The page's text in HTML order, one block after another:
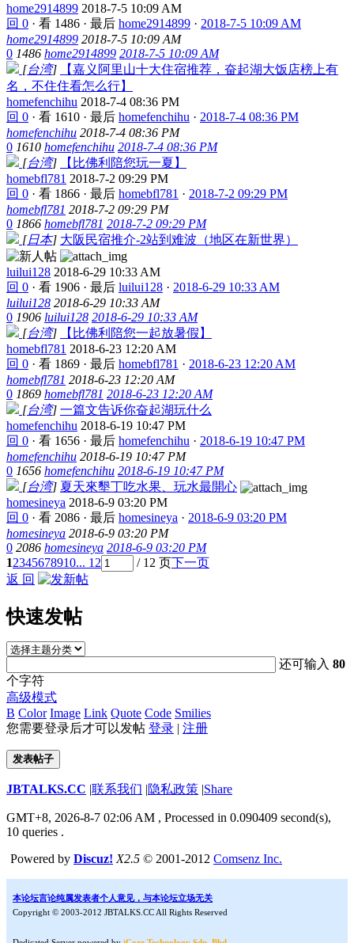
home2914899 2018-7-5 10:09 AM
回 0 · 看 1486 · 最后 home2914899 · 2018-7-5 10:09 AM
home2914899 2018-7-5 10:09 AM
0 1486 home2914899 2018-7-5 10:09 AM
[台湾]
【嘉义阿里山十大住宿推荐，奋起湖大饭店榜上有
名，不住住看怎么行】
homefenchihu 2018-7-4 08:36 PM
回 0 · 看 1610 · 最后 homefenchihu · 2018-7-4 08:36 PM
homefenchihu 2018-7-4 08:36 PM
0 1610 homefenchihu 2018-7-4 08:36 PM
[台湾]
【比佛利陪您玩一夏】
homebfl781 2018-7-2 09:29 PM
回 0 · 看 1866 · 最后 homebfl781 · 2018-7-2 09:29 PM
homebfl781 2018-7-2 09:29 PM
0 1866 homebfl781 2018-7-2 09:29 PM
[日本] 大阪民宿推介-2站到难波（地区在新世界）
luilui128 2018-6-29 10:33 AM
回 0 · 看 1906 · 最后 luilui128 · 2018-6-29 10:33 AM
luilui128 2018-6-29 10:33 AM
0 1906 luilui128 2018-6-29 10:33 AM
[台湾]
【比佛利陪您一起放暑假】
homebfl781 2018-6-23 12:20 AM
回 0 · 看 1869 · 最后 homebfl781 · 2018-6-23 12:20 AM
homebfl781 2018-6-23 12:20 AM
0 1869 homebfl781 2018-6-23 12:20 AM
[台湾] 一篇文告诉你奋起湖玩什么
homefenchihu 2018-6-19 10:47 PM
回 0 · 看 1656 · 最后 homefenchihu · 2018-6-19 10:47 PM
homefenchihu 2018-6-19 10:47 PM
0 1656 homefenchihu 2018-6-19 10:47 PM
[台湾] 夏天來墾丁吃水果、玩水最開心
homesineya 2018-6-9 03:20 PM
回 0 · 看 2086 · 最后 homesineya · 2018-6-9 03:20 PM
homesineya 2018-6-9 03:20 PM
0 2086 homesineya 2018-6-9 03:20 PM
12345678910... 12 / 12 页下一页
返 回
快速发帖
还可输入80
个字符
高级模式
B Color Image Link Quote Code Smilies
您需要登录后才可以发帖 登录 | 注册
发表帖子
JBTALKS.CC |联系我们 |隐私政策 |Share
GMT+8, 2026-8-7 02:06 AM , Processed in 0.090409 second(s),
10 queries .
Powered by Discuz! X2.5 © 2001-2012 Comsenz Inc.
本论坛言论纯属发表者个人意见，与本论坛立场无关
Copyright © 2003-2012 JBTALKS.CC All Rights Reserved